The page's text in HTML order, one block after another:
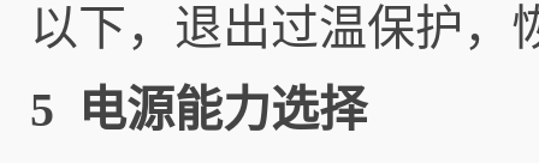
以下，退出过温保护，
5 电源能力选择